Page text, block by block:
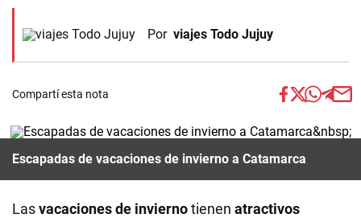
Por viajes Todo Jujuy
Compartí esta nota
Escapadas de vacaciones de invierno a Catamarca
Lasvacaciones de inviernotienen atractivos